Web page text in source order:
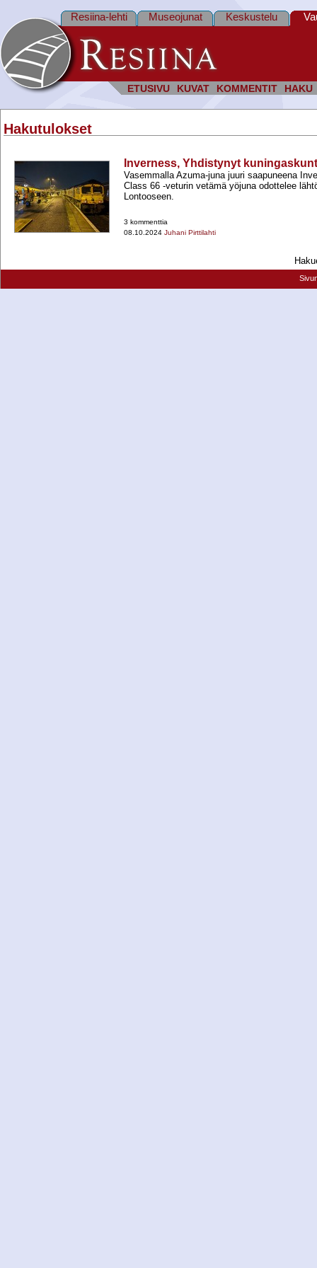
ETUSIVU KUVAT KOMMENTIT HAKU
Resiina-lehti Museojunat Keskustelu
Hakutulokset
Inverness, Yhdistynyt
Vasemmalla Azuma-​juna juuri saapuneena
Class 66 -​veturin vetämä yöjuna odottelee
Lontooseen.
3 kommenttia
08.10.2024 Juhani Pirttilahti